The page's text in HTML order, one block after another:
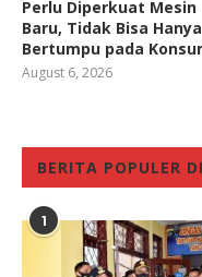
Perlu Diperkuat Mesin
Baru, Tidak Bisa Hanya
Bertumpu pada
August 6, 2026
BERITA POPULER
1